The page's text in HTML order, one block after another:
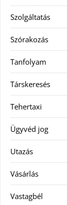
Szolgáltatás
Szórakozás
Tanfolyam
Társkeresés
Tehertaxi
Ügyvéd jog
Utazás
Vásárlás
Vastagbél